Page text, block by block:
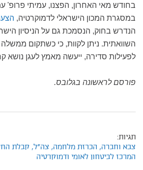
בחודש מאי האחרון, הפצנו, עמיתי פרופ'
במסגרת המכון הישראלי לדמוקרטיה,
הנדרש בחוק, הנסמכת גם על הניסיון
השוואתית. ניתן לקוות, כי כשתקום
לפעילות סדירה, ייעשה מאמץ לעגן נושא
פורסם לראשונה בגלובס.
תגיות:
צבא וחברה, הכרזת מלחמה, צה"ל, קבלת
המרכז לביטחון לאומי ודמוקרטיה